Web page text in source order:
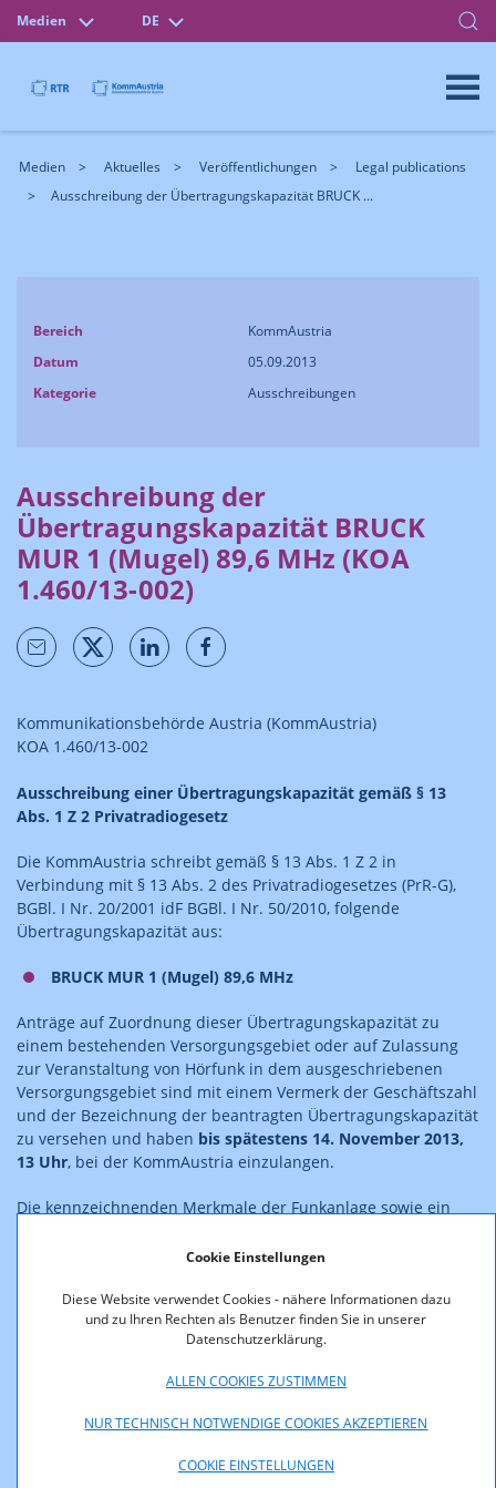
Cookie Einstellungen
Diese Website verwendet Cookies - nähere Informationen dazu
und zu Ihren Rechten als Benutzer finden Sie in unserer
Datenschutzerklärung.
ALLEN COOKIES ZUSTIMMEN
NUR TECHNISCH NOTWENDIGE COOKIES AKZEPTIEREN
COOKIE EINSTELLUNGEN
Medien DE
Medien Aktuelles Veröffentlichungen
Legal publications
Ausschreibung der Übertragungskapazität BRUCK ...
Bereich
KommAustria
Datum
05.09.2013
Kategorie
Ausschreibungen
Ausschreibung der
Übertragungskapazität BRUCK
MUR 1 (Mugel) 89,6 MHz (KOA
1.460/13-002)
Kommunikationsbehörde Austria (KommAustria)
KOA 1.460/13-002
Ausschreibung einer Übertragungskapazität gemäß § 13
Abs. 1 Z 2 Privatradiogesetz
Die KommAustria schreibt gemäß § 13 Abs. 1 Z 2 in
Verbindung mit § 13 Abs. 2 des Privatradiogesetzes (PrR-G),
BGBl. I Nr. 20/2001 idF BGBl. I Nr. 50/2010, folgende
Übertragungskapazität aus:
BRUCK MUR 1 (Mugel) 89,6 MHz
Anträge auf Zuordnung dieser Übertragungskapazität zu
einem bestehenden Versorgungsgebiet oder auf Zulassung
zur Veranstaltung von Hörfunk in dem ausgeschriebenen
Versorgungsgebiet sind mit einem Vermerk der Geschäftszahl
und der Bezeichnung der beantragten Übertragungskapazität
zu versehen und haben bis spätestens 14. November 2013,
13 Uhr, bei der KommAustria einzulangen.
Die kennzeichnenden Merkmale der Funkanlage sowie ein
Download verfügbar bzw. werden auf Anforderung
Wien, am 5. September 2013